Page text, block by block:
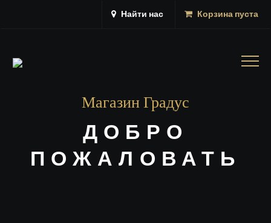
Найти нас Корзина пуста
Магазин Градус
ДОБРО
ПОЖАЛОВАТЬ